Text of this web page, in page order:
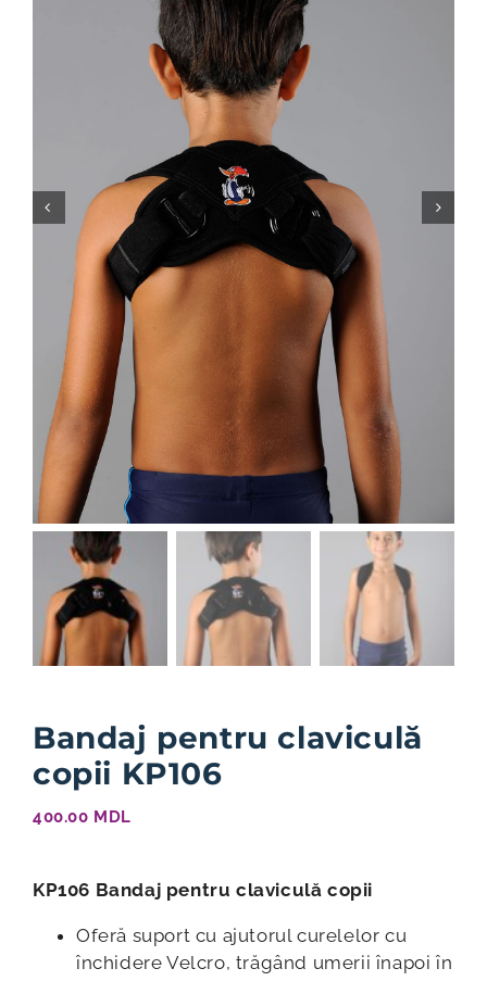
Bandaj pentru claviculă
copii KP106
400.00 MDL
KP106 Bandaj pentru claviculă copii
Oferă suport cu ajutorul curelelor cu
închidere Velcro, trăgând umerii înapoi în